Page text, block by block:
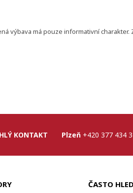
výbava má pouze informativní
KONTAKT Plzeň +420 377 434
ČASTO